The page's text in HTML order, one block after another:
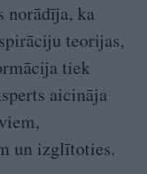
norādīja, ka
teorijas,
tiek
aicināja
un izglītoties.